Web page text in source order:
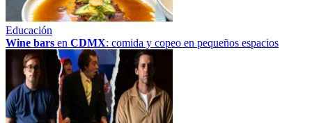
Educación
Wine bars en CDMX: comida y copeo en pequeños espacios